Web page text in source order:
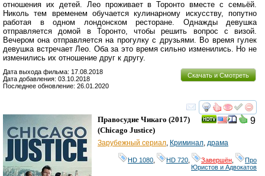
отношения их детей. Лео проживает в Торонто вместе с семьёй.
Николь тем временем обучается кулинарному искусству, попутно
работая в одном лондонском ресторане. Однажды девушка
отправляется домой в Торонто, чтобы решить вопрос с визой.
Вечером она отправляется на прогулку с друзьями. Во время гулек
девушка встречает Лео. Оба за это время сильно изменились. Но не
изменились их отношение друг к другу.
Скачать и Смотреть
Дата выхода фильма: 17.08.2018
Дата добавления: 03.10.2018
Последнее обновление: 26.01.2020
смотреть
9
Правосудие Чикаго (2017)
(Chicago Justice)
Зарубежный сериал, Криминал, драма
HD 1080 HD 720 Завершён
Про
Юристов и Адвокатов